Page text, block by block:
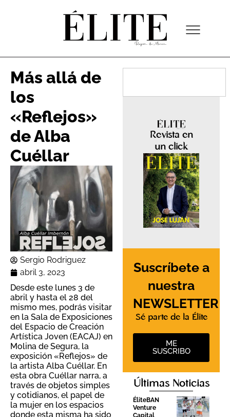
Más allá de
los
«Reflejos»
de Alba
Cuéllar
Sergio Rodriguez
abril 3, 2023
Desde este lunes 3 de
abril y hasta el 28 del
mismo mes, podrás visitar
en la Sala de Exposiciones
del Espacio de Creación
Artística Joven (EACAJ) en
Molina de Segura, la
exposición «Reflejos» de
la artista Alba Cuéllar. En
esta obra Cuéllar narra, a
través de objetos simples
y cotidianos, el papel de
la mujer en los espacios
donde esta misma ha sido
Revista en
un click
Suscríbete a
nuestra
NEWSLETTER
Sé parte de la Élite
ME
SUSCRIBO
Últimas Noticias
ÉliteBAN
Venture
Capital